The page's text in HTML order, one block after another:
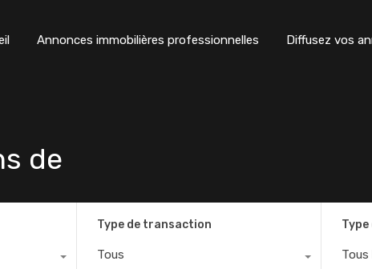
Annonces immobilières professionnelles Diffusez vos
de
Type de transaction
Tous
Type